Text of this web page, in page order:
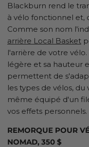
Blackburn rend le
à vélo fonctionnel et,
Comme son nom
arrière Local Basket
l'arrière de votre
légère et sa hauteur
permettent de
les types de vélos, du
même équipé d'un
vos effets personnels.
REMORQUE POUR
NOMAD, 350 $